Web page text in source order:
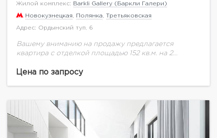
Жилой комплекс: Barkli Gallery (Баркли Галери)
Новокузнецкая Полянка Третьяковская
Адрес: Ордынский туп. 6
Вашему вниманию на продажу предлагается
квартира с отделкой площадью 152 кв.м. на 2
класса de luxe в центре Замоскворечья, буквально...
Цена по запросу